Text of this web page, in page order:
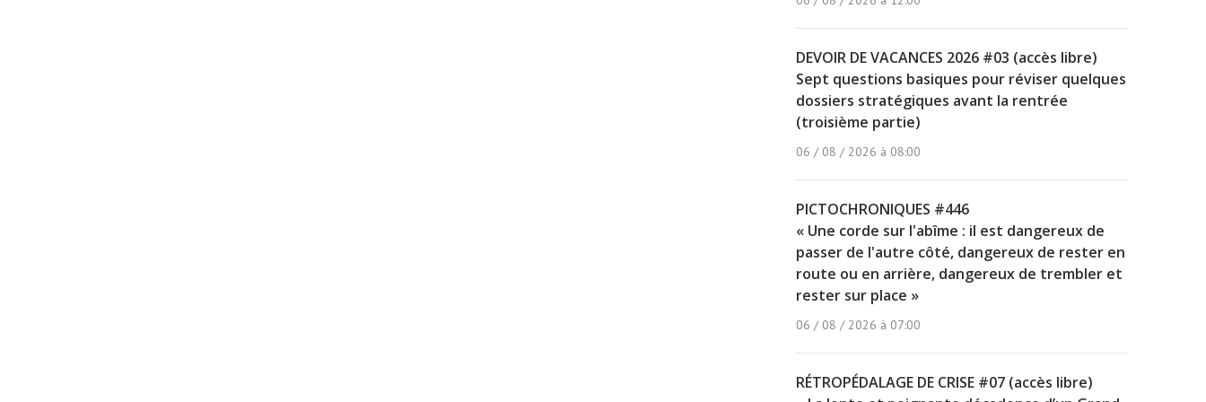
DEVOIR DE VACANCES 2026 #03 (accès libre)
Sept questions basiques pour réviser quelques
dossiers stratégiques avant la rentrée
(troisième partie)
06 / 08 / 2026 à 08:00
PICTOCHRONIQUES #446
« Une corde sur l'abîme : il est dangereux de
passer de l'autre côté, dangereux de rester en
route ou en arrière, dangereux de trembler et
rester sur place »
06 / 08 / 2026 à 07:00
RÉTROPÉDALAGE DE CRISE #07 (accès libre)